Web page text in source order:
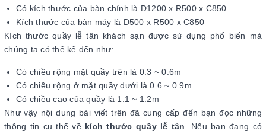
Có kích thước của bàn chính là D1200 x R500 x C850
Kích thước của bàn máy là D500 x R500 x C850
Kích thước quầy lễ tân khách sạn được sử dụng phổ biến mà
chúng ta có thể kể đến như:
Có chiều rộng mặt quầy trên là 0.3 ~ 0.6m
Có chiều rộng ở mặt quầy dưới là 0.6 ~ 0.9m
Có chiều cao của quầy là 1.1 ~ 1.2m
Như vậy nội dung bài viết trên đã cung cấp đến bạn đọc những
thông tin cụ thể về kích thước quầy lễ tân
. Nếu bạn đang có